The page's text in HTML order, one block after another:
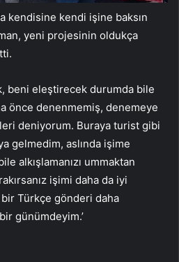
kendisine kendi işine baksın
yeni projesinin oldukça
beni eleştirecek durumda bile
önce denenmemiş, denemeye
deniyorum. Buraya turist gibi
gelmedim, aslında işime
alkışlamanızı ummaktan
işimi daha da iyi
Türkçe gönderi daha
günümdeyim.’